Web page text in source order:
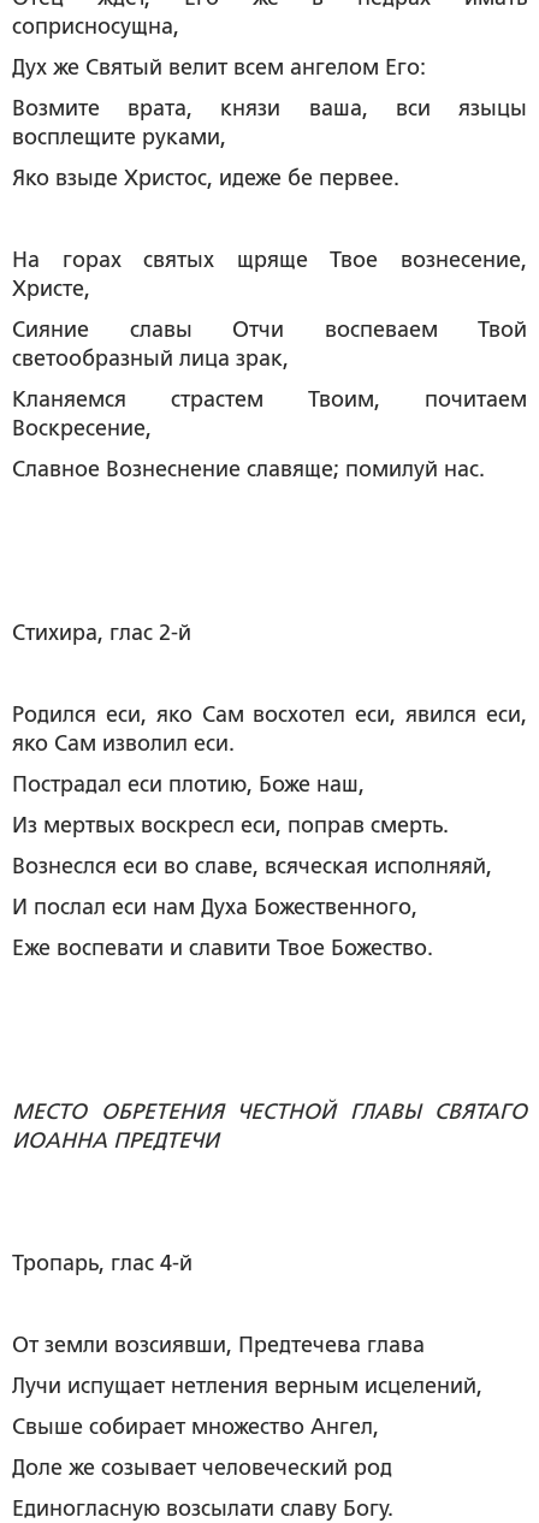
соприсносущна,
Дух же Святый велит всем ангелом Его:
Возмите врата, князи ваша, вси языцы
восплещите руками,
Яко взыде Христос, идеже бе первее.
На горах святых щряще Твое вознесение,
Христе,
Сияние славы Отчи воспеваем Твой
светообразный лица зрак,
Кланяемся страстем Твоим, почитаем
Воскресение,
Славное Вознеснение славяще; помилуй нас.
Стихира, глас 2-й
Родился еси, яко Сам восхотел еси, явился еси,
яко Сам изволил еси.
Пострадал еси плотию, Боже наш,
Из мертвых воскресл еси, поправ смерть.
Вознеслся еси во славе, всяческая исполняяй,
И послал еси нам Духа Божественного,
Еже воспевати и славити Твое Божество.
МЕСТО ОБРЕТЕНИЯ ЧЕСТНОЙ ГЛАВЫ СВЯТАГО
ИОАННА ПРЕДТЕЧИ
Тропарь, глас 4-й
От земли возсиявши, Предтечева глава
Лучи испущает нетления верным исцелений,
Свыше собирает множество Ангел,
Доле же созывает человеческий род
Единогласную возсылати славу Богу.